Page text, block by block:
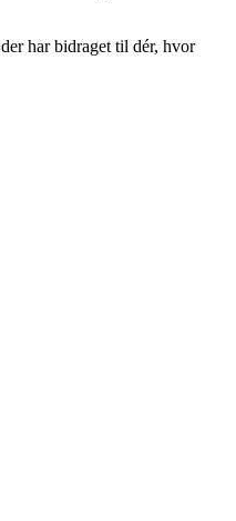
har bidraget til dér, hvor